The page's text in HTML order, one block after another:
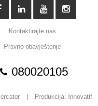
Kontaktirajte nas
Pravno obavještenje
080020105
| Produkcija: Innovatif